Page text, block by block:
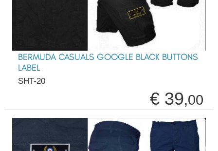
BERMUDA CASUALS GOOGLE BLACK BUTTONS
LABEL
SHT-20
€ 39,00